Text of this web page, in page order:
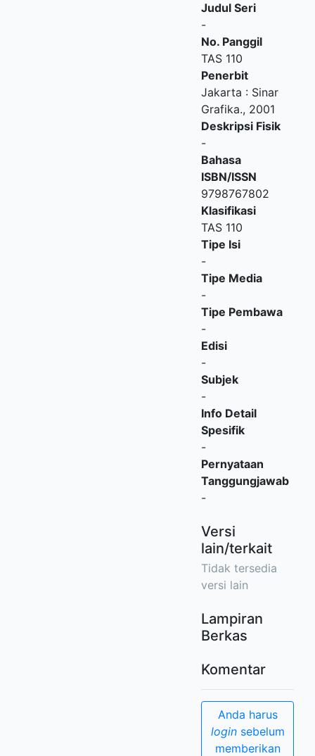
Judul Seri
-
No. Panggil
TAS 110
Penerbit
Jakarta : Sinar
Grafika., 2001
Deskripsi Fisik
-
Bahasa
ISBN/ISSN
9798767802
Klasifikasi
TAS 110
Tipe Isi
-
Tipe Media
-
Tipe Pembawa
-
Edisi
-
Subjek
-
Info Detail
Spesifik
-
Pernyataan
Tanggungjawab
-
Versi
lain/terkait
Tidak tersedia
versi lain
Lampiran
Berkas
Komentar
Anda harus
loginsebelum
memberikan